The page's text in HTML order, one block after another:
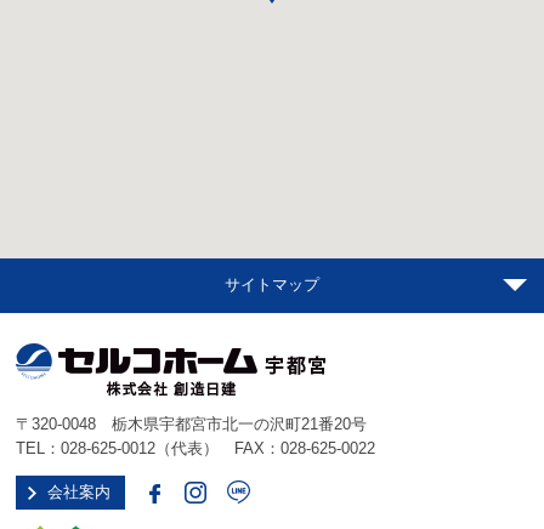
サイトマップ
〒320-0048 栃木県宇都宮市北一の沢町21番20号
TEL：028-625-0012 （代表） FAX：028-625-0022
会社案内